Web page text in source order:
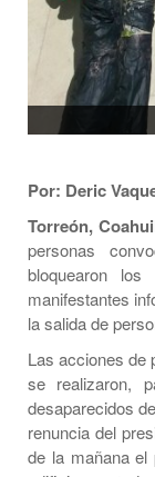
Por: Deric
Torreón,
personas
bloquearon
manifestantes
la salida de
Las acciones de
se realizaron,
desaparecidos
renuncia del
de la mañana el